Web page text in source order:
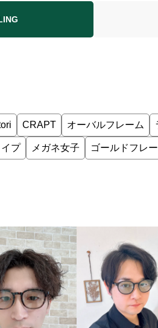
CRAPT オーバルフレーム
プ メガネ女子 ゴールドフレ